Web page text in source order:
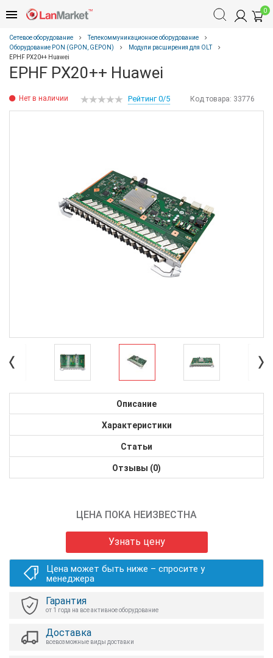
0
Сетевое оборудование
Телекоммуникационное оборудование
Оборудование PON (GPON, GEPON)
Модули расширения для OLT
EPHF PX20++ Huawei
EPHF PX20++ Huawei
Нет в наличии Код товара: 33776
Рейтинг 0/5
Описание
Характеристики
Статьи
Отзывы (0)
ЦЕНА ПОКА НЕИЗВЕСТНА
Узнать цену
Цена может быть ниже – спросите у
менеджера
Гарантия
от 1 года на все активное оборудование
Доставка
всевозможные виды доставки